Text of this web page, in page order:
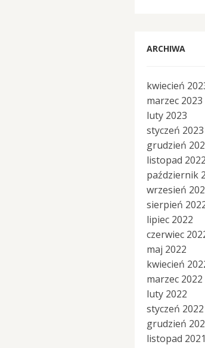
ARCHIWA
kwiecień
marzec 2023
luty 2023
styczeń 2023
grudzień
listopad 2022
październik
wrzesień
sierpień
lipiec 2022
czerwiec
maj 2022
kwiecień
marzec 2022
luty 2022
styczeń 2022
grudzień
listopad 2021